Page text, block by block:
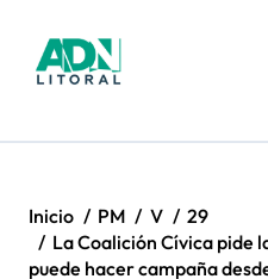
contenido
Inicio PM V
29
La Coalición Cívica pide
puede hacer campaña